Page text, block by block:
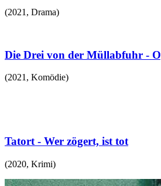
(2021 , Drama)
Die Drei von der Müllabfuhr -
(2021 , Komödie)
Tatort - Wer zögert, ist tot
(2020, Krimi)